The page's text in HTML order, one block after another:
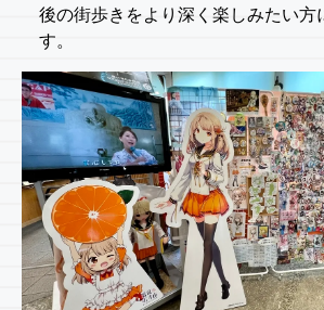
後の街歩きをより深く楽しみたい方
す。